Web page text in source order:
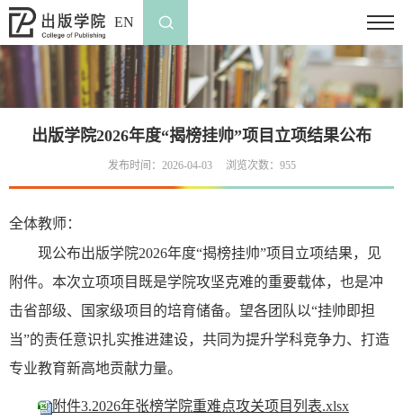
EN
出版学院2026年度“揭榜挂帅”项目立项结果公布
发布时间：2026-04-03 浏览次数： 955
全体教师：
现公布出版学院2026年度“揭榜挂帅”项目立项结果，见
附件。 本次立项项目既是学院攻坚克难的重要载体，也是冲
击省部级、国家级项目的培育储备。望各团队以“挂帅即担
当”的责任意识扎实推进建设，共同为提升学科竞争力、打造
专业教育新高地贡献力量。
附件3.2026年张榜学院重难点攻关项目列表.xlsx